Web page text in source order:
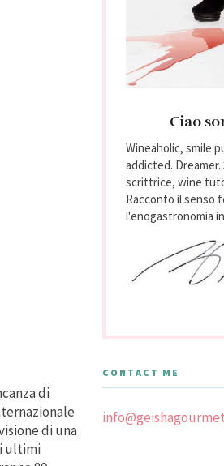
di
di una
ultimi
Ciao
Wineaholic, smile
addicted.
scrittrice, wine
Racconto il senso
l'enogastronomia
CONTACT ME